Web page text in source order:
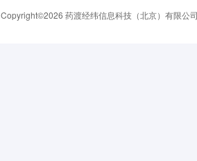
Copyright©2026 药渡经纬信息科技（北京）有限公